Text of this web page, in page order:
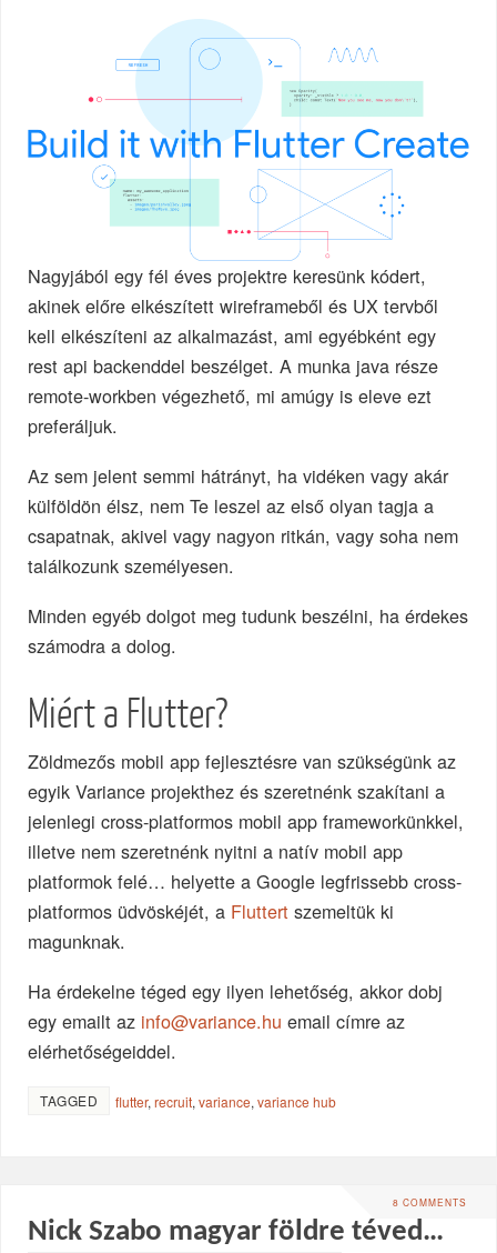
Nagyjából egy fél éves projektre keresünk kódert,
akinek előre elkészített wireframeből és UX tervből
kell elkészíteni az alkalmazást, ami egyébként egy
rest api backenddel beszélget. A munka java része
remote-workben végezhető, mi amúgy is eleve ezt
preferáljuk.
Az sem jelent semmi hátrányt, ha vidéken vagy akár
külföldön élsz, nem Te leszel az első olyan tagja a
csapatnak, akivel vagy nagyon ritkán, vagy soha nem
találkozunk személyesen.
Minden egyéb dolgot meg tudunk beszélni, ha érdekes
számodra a dolog.
Miért a Flutter?
Zöldmezős mobil app fejlesztésre van szükségünk az
egyik Variance projekthez és szeretnénk szakítani a
jelenlegi cross-platformos mobil app frameworkünkkel,
illetve nem szeretnénk nyitni a natív mobil app
platformok felé… helyette a Google legfrissebb cross-
platformos üdvöskéjét, a Fluttert szemeltük ki
magunknak.
Ha érdekelne téged egy ilyen lehetőség, akkor dobj
egy emailt az info@variance.hu email címre az
elérhetőségeiddel.
TAGGED flutter,recruit,variance,variance hub
8 COMMENTS
Nick Szabo magyar földre téved…